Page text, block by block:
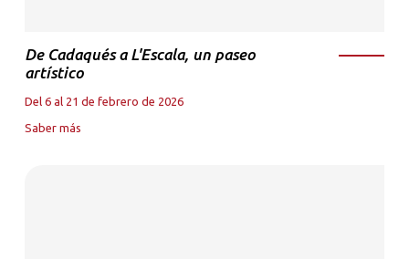
De Cadaqués a L'Escala, un paseo
artístico
Del 6 al 21 de febrero de 2026
Saber más